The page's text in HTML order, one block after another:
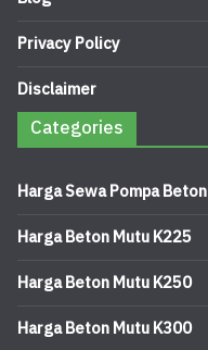
Privacy Policy
Disclaimer
Categories
Harga Sewa Pompa Beton
Harga Beton Mutu K225
Harga Beton Mutu K250
Harga Beton Mutu K300